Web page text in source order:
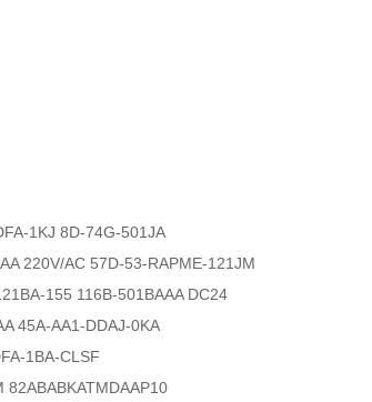
1KJ 8D-74G-501JA
220V/AC 57D-53-RAPME-121JM
155 116B-501BAAA DC24
45A-AA1-DDAJ-0KA
1BA-CLSF
82ABABKATMDAAP10